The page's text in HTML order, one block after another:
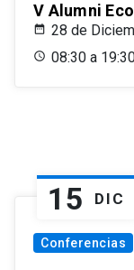
V Alumni
28 de
08:30 a
15 DIC
Conferencias